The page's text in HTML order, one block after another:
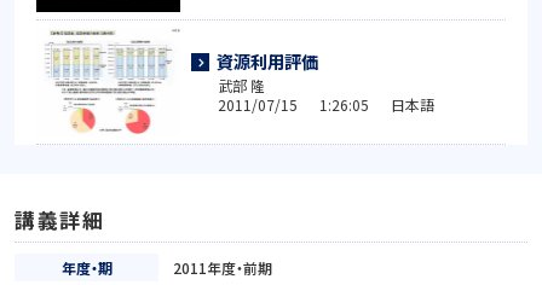
資源利用評価
武部 隆
2011/07/15 1:26:05 日本語
講義詳細
年度・期 2011年度・前期